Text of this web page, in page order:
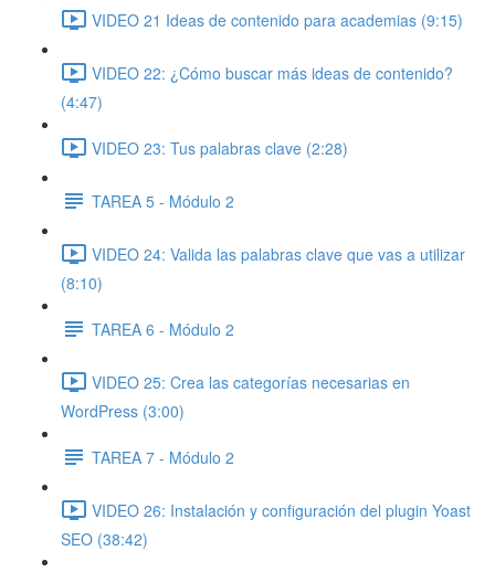
VIDEO 21 Ideas de contenido para academias (9:15)
VIDEO 22: ¿Cómo buscar más ideas de contenido?
(4:47)
VIDEO 23: Tus palabras clave (2:28)
TAREA 5 - Módulo 2
VIDEO 24: Valida las palabras clave que vas a utilizar
(8:10)
TAREA 6 - Módulo 2
VIDEO 25: Crea las categorías necesarias en
WordPress (3:00)
TAREA 7 - Módulo 2
VIDEO 26: Instalación y configuración del plugin Yoast
SEO (38:42)